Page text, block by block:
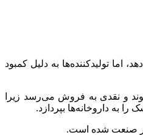
اما تولیدکننده‌ها به دلیل کمبود
و نقدی به فروش می‌رسد زیرا
به داروخانه‌ها بپردازد.